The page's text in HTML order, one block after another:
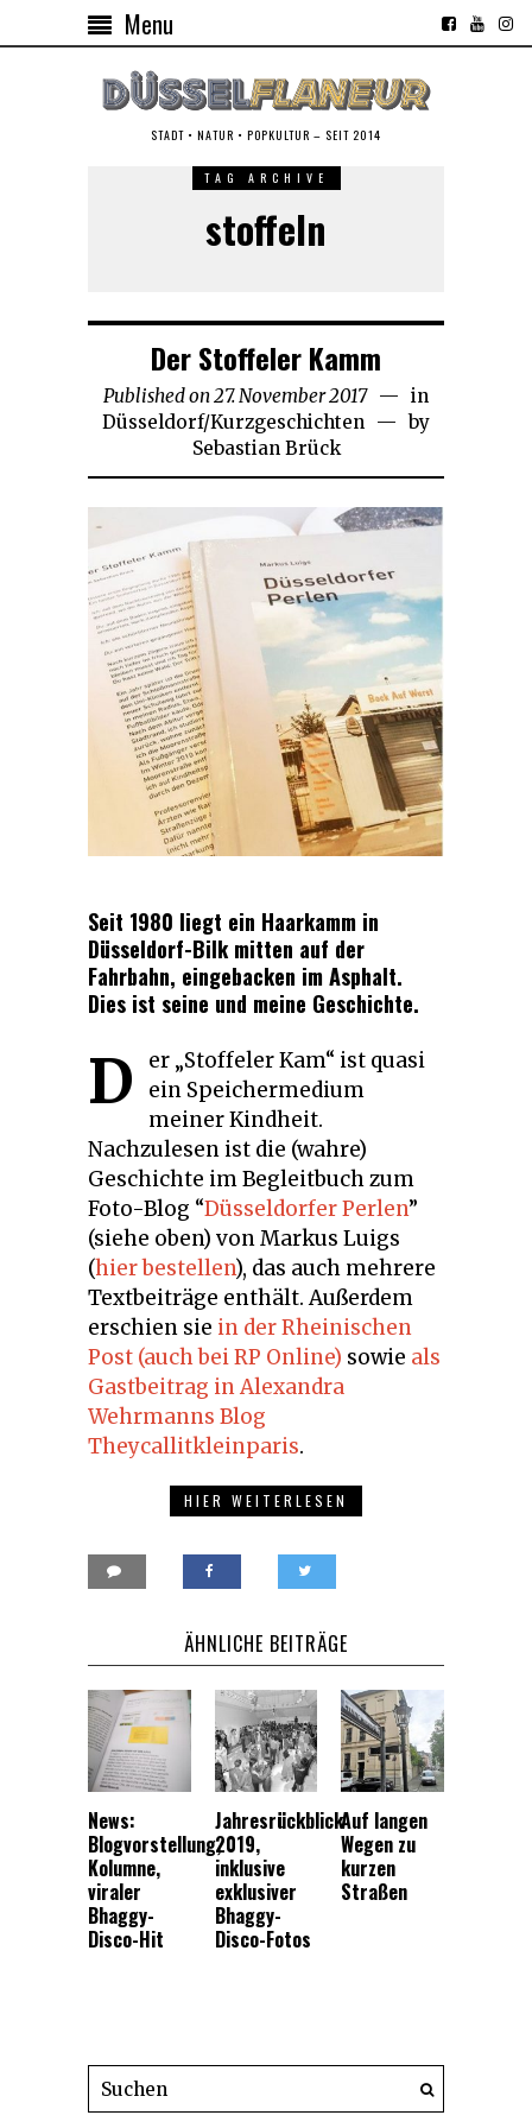
Menu
STADT • NATUR • POPKULTUR – SEIT 2014
TAG ARCHIVE
stoffeln
Der Stoffeler Kamm
Published on27. November 201729.
Oktober
in
Düsseldorf/Kurzgeschichten
by
Sebastian Brück
Seit 1980 liegt ein Haarkamm in
Düsseldorf-Bilk mitten auf der
Fahrbahn, eingebacken im Asphalt.
Dies ist seine und meine Geschichte.
D
er „Stoffeler Kam“ ist quasi
ein Speichermedium
meiner Kindheit.
Nachzulesen ist die (wahre)
Geschichte im Begleitbuch zum
Foto-Blog “Düsseldorfer Perlen”
(siehe oben) von Markus Luigs
(hier bestellen), das auch mehrere
Textbeiträge enthält. Außerdem
erschien sie in der Rheinischen
Post (auch bei RP Online) sowie als
Gastbeitrag in Alexandra
Wehrmanns Blog
Theycallitkleinparis.
HIER WEITERLESEN
ÄHNLICHE BEITRÄGE
News:
Blogvorstellung,
Kolumne,
viraler
Bhaggy-
Disco-Hit
Jahresrückblick
2019,
inklusive
exklusiver
Bhaggy-
Disco-Fotos
Auf langen
Wegen zu
kurzen
Straßen